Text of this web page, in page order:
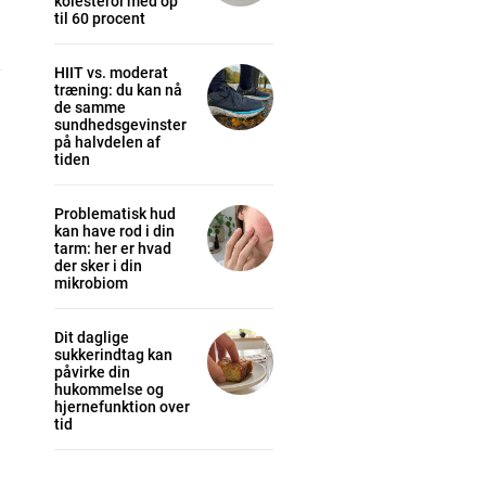
/ year
til 60 procent
HIIT vs. moderat
træning: du kan nå
de samme
sundhedsgevinster
på halvdelen af
tiden
Problematisk hud
kan have rod i din
tarm: her er hvad
der sker i din
mikrobiom
Dit daglige
sukkerindtag kan
påvirke din
hukommelse og
hjernefunktion over
tid